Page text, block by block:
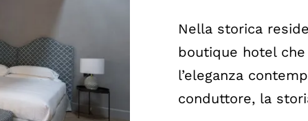
Nella storica
boutique hotel
l’eleganza
conduttore, la